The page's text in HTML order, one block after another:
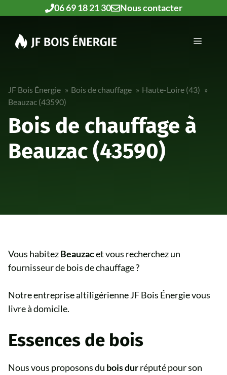
contenu
06 69 18 21 30 Nous contacter
MENU
JF Bois Énergie Bois de chauffage
Haute-Loire (43)
Beauzac (43590)
Bois de chauffage à
Beauzac (43590)
Vous habitezBeauzacet vous recherchez un
fournisseur de bois de chauffage ?
Notre entreprise altiligérienne JF Bois Énergie vous
livre à domicile.
Essences de bois
Nous vous proposons du bois durréputé pour son